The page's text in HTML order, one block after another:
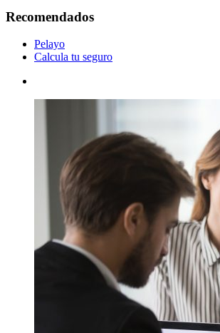
Recomendados
Pelayo
Calcula tu seguro